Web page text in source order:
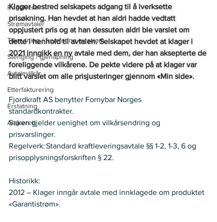
Regelverk
Strømavtaler
Tilknytning / fremføring av strøm
Stenging / gjenåpning
Avtalevilkår
Etterfakturering
Erstatning
Angrerett
Klager bestred selskapets adgang til å iverksette
prisøkning. Han hevdet at han aldri hadde vedtatt
oppjustert pris og at han dessuten aldri ble varslet om
dette i henhold til avtalen. Selskapet hevdet at klager i
2021 inngikk en ny avtale med dem, der han aksepterte de
foreliggende vilkårene. De pekte videre på at klager var
blitt varslet om alle prisjusteringer gjennom «Min side».
Fjordkraft AS benytter Fornybar Norges
standardkontrakter.
Saken gjelder uenighet om vilkårsendring og
prisvarslinger.
Regelverk: Standard kraftleveringsavtale §§ 1-2, 1-3, 6 og
prisopplysningsforskriften § 22.
Historikk:
2012 – Klager inngår avtale med innklagede om produktet
«Garantistrøm».